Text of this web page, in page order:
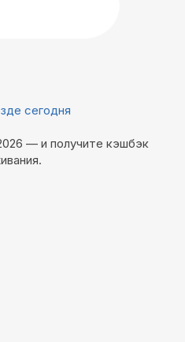
сегодня
— и получите кэшбэк